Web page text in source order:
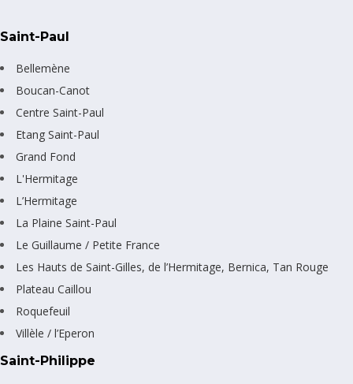
Saint-Paul
Bellemène
Boucan-Canot
Centre Saint-Paul
Etang Saint-Paul
Grand Fond
L'Hermitage
L’Hermitage
La Plaine Saint-Paul
Le Guillaume / Petite France
Les Hauts de Saint-Gilles, de l’Hermitage, Bernica, Tan Rouge
Plateau Caillou
Roquefeuil
Villèle / l’Eperon
Saint-Philippe